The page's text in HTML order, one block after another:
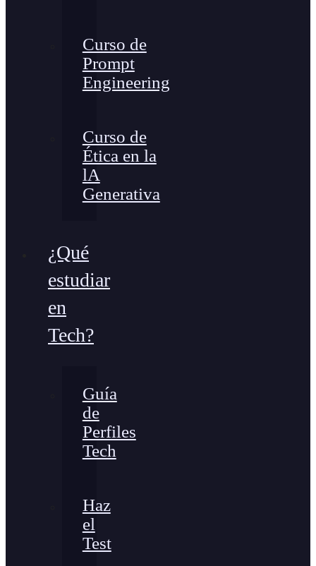
Curso de
Prompt
Engineering
Curso de
Ética en la
lA
Generativa
¿Qué
estudiar
en
Tech?
Guía
de
Perfiles
Tech
Haz
el
Test